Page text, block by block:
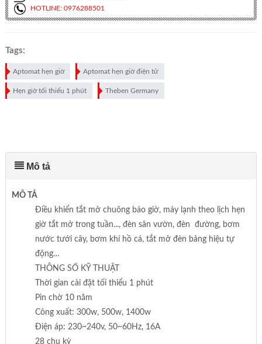
HOTLINE: 0976288501
Tags:
Aptomat hẹn giờ Aptomat hẹn giờ điện tử
Hẹn giờ tối thiểu 1 phút Theben Germany
Mô tả
MÔ TẢ
Điều khiển tắt mở chuông báo giờ, máy lạnh theo lịch hẹn
giờ tắt mở trong tuần..., đèn sân vườn, đèn đường, bơm
nước tưới cây, bơm khí hồ cá, tắt mở đèn bảng hiệu tự
động…
THÔNG SỐ KỸ THUẬT
Thời gian cài đặt tối thiểu 1 phút
Pin chờ 10 năm
Công xuất: 300w, 500w, 1400w
Điện áp: 230~240v, 50~60Hz, 16A
28 chu kỳ